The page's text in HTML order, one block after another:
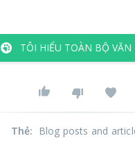
TÔI HIỂU TOÀN BỘ VĂN
Thẻ: Blog posts and